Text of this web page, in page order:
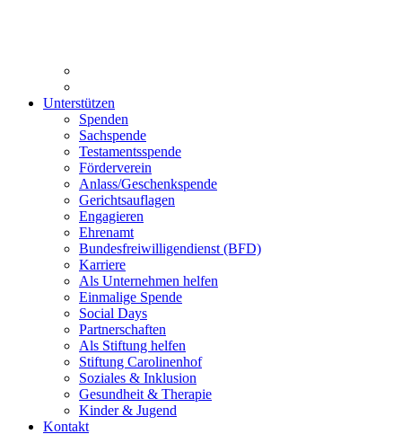
Unterstützen
Spenden
Sachspende
Testamentsspende
Förderverein
Anlass/Geschenkspende
Gerichtsauflagen
Engagieren
Ehrenamt
Bundesfreiwilligendienst (BFD)
Karriere
Als Unternehmen helfen
Einmalige Spende
Social Days
Partnerschaften
Als Stiftung helfen
Stiftung Carolinenhof
Soziales & Inklusion
Gesundheit & Therapie
Kinder & Jugend
Kontakt